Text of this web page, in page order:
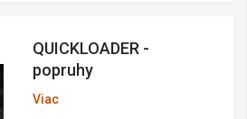
QUICKLOADER -
popruhy
Viac